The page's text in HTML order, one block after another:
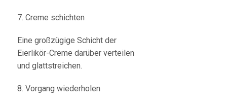
7. Creme schichten
Eine großzügige Schicht der
Eierlikör-Creme darüber verteilen
und glattstreichen.
8. Vorgang wiederholen